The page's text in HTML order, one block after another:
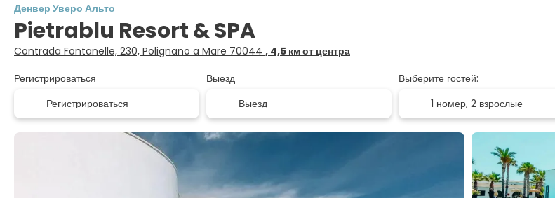
Денвер Уверо Альто
Pietrablu Resort & SPA
Contrada Fontanelle, 230, Polignano a Mare 70044 , 4,5 км от центра
Регистрироваться
Выезд
Выберите гостей:
1 номер, 2 взрослые